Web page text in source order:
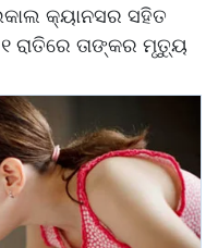
କ୍ୟାନସର ସହିତ
ରାତିରେ ତାଙ୍କର ମୃତ୍ୟୁ